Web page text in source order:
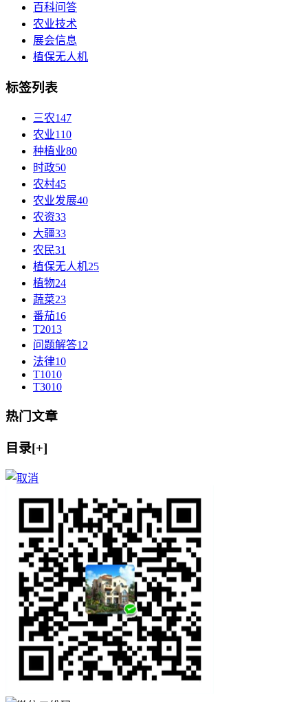
百科问答
农业技术
展会信息
植保无人机
标签列表
三农147
农业110
种植业80
时政50
农村45
农业发展40
农资33
大疆33
农民31
植保无人机25
植物24
蔬菜23
番茄16
T2013
问题解答12
法律10
T1010
T3010
热门文章
目录[+]